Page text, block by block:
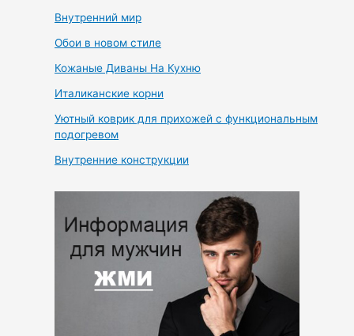
Внутренний мир
Обои в новом стиле
Кожаные Диваны На Кухню
Италиканские корни
Уютный коврик для прихожей с функциональным
подогревом
Внутренние конструкции